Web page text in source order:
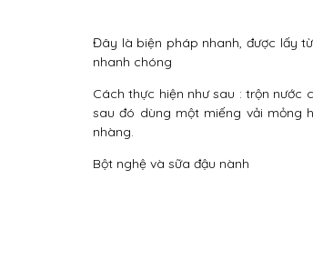
Đây là biện pháp nhanh, được lấy
nhanh chóng
Cách thực hiện như sau : trộn nước
sau đó dùng một miếng vải mỏng
nhàng.
Bột nghệ và sữa đậu nành